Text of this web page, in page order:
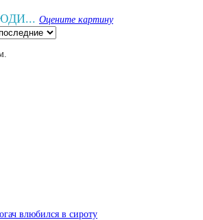
Оцените картину
влюбился в сироту